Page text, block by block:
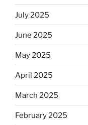
July 2025
June 2025
May 2025
April 2025
March 2025
February 2025